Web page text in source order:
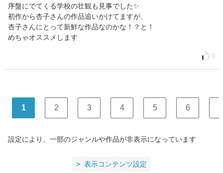
序盤にでてくる学校の壮観も見事でした✨
初作から杏子さんの作品追いかけてますが、
杏子さんにとって新鮮な作品なのかな！？と！
めちゃオススメします
0
1 2 3 4 5 6 7
設定により、一部のジャンルや作品が非表示になっています
表示コンテンツ設定